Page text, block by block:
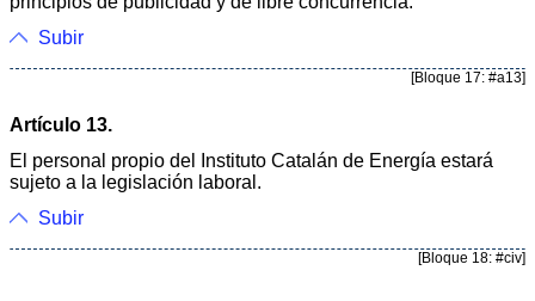
Subir
[Bloque 17: #a13]
Artículo 13.
El personal propio del Instituto Catalán de Energía estará
sujeto a la legislación laboral.
Subir
[Bloque 18: #civ]